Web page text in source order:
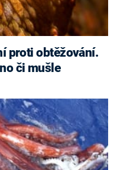
proti obtěžování.
či mušle